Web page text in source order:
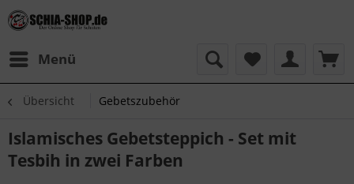
Menü
Übersicht Gebetszubehör
Islamisches Gebetsteppich - Set mit
Tesbih in zwei Farben